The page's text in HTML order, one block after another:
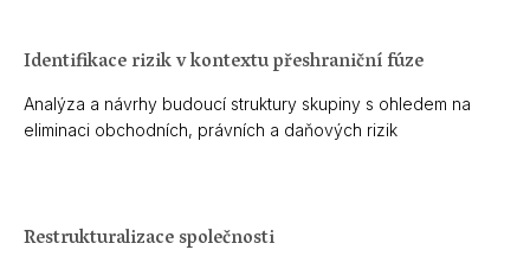
Identifikace rizik v kontextu přeshraniční fúze
Analýza a návrhy budoucí struktury skupiny s ohledem na
eliminaci obchodních, právních a daňových rizik
Restrukturalizace společnosti